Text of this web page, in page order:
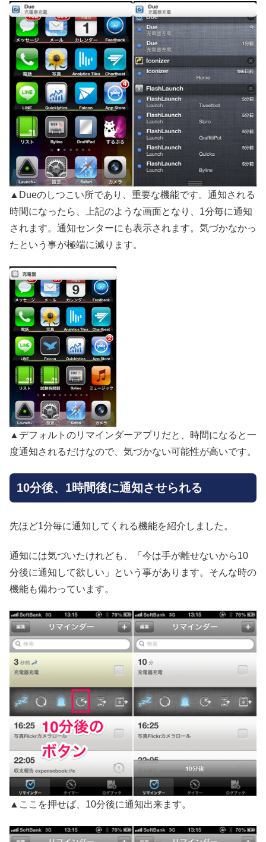
▲Dueのしつこい所であり、重要な機能です。通知される
時間になったら、上記のような画面となり、1分毎に通知
されます。通知センターにも表示されます。気づかなかっ
たという事が極端に減ります。
▲デフォルトのリマインダーアプリだと、時間になると一
度通知されるだけなので、気づかない可能性が高いです。
10分後、1時間後に通知させられる
先ほど1分毎に通知してくれる機能を紹介しました。
通知には気づいたけれども、「今は手が離せないから10
分後に通知して欲しい」という事があります。そんな時の
機能も備わっています。
▲ここを押せば、10分後に通知出来ます。